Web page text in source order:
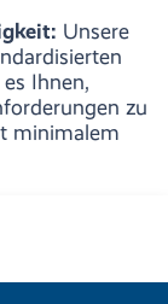
Unsere
Ihnen,
zu
minimalem